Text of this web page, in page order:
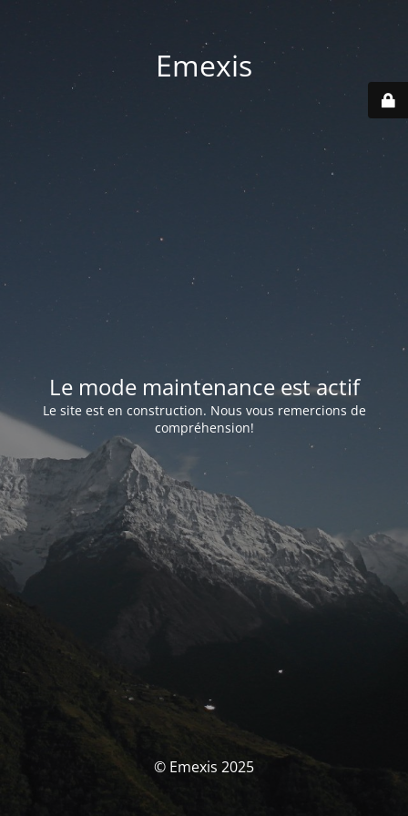
Emexis
Le mode maintenance est actif
Le site est en construction. Nous vous remercions de
compréhension!
© Emexis 2025